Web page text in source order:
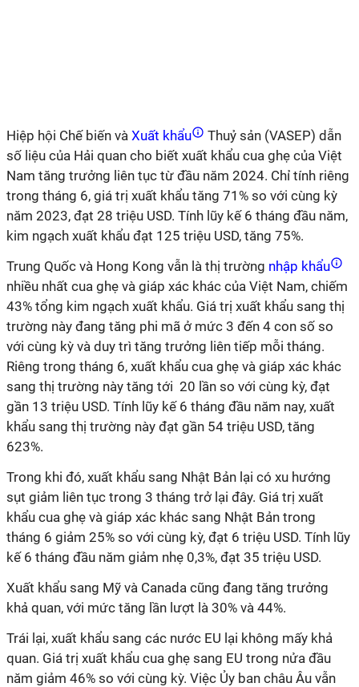
Hiệp hội Chế biến và Xuất khẩu
Thuỷ sản (VASEP) dẫn
số liệu của Hải quan cho biết xuất khẩu cua ghẹ của Việt
Nam tăng trưởng liên tục từ đầu năm 2024. Chỉ tính riêng
trong tháng 6, giá trị xuất khẩu tăng 71% so với cùng kỳ
năm 2023, đạt 28 triệu USD. Tính lũy kế 6 tháng đầu năm,
kim ngạch xuất khẩu đạt 125 triệu USD, tăng 75%.
Trung Quốc và Hong Kong vẫn là thị trường nhập khẩu
nhiều nhất cua ghẹ và giáp xác khác của Việt Nam, chiếm
43% tổng kim ngạch xuất khẩu. Giá trị xuất khẩu sang thị
trường này đang tăng phi mã ở mức 3 đến 4 con số so
với cùng kỳ và duy trì tăng trưởng liên tiếp mỗi tháng.
Riêng trong tháng 6, xuất khẩu cua ghẹ và giáp xác khác
sang thị trường này tăng tới 20 lần so với cùng kỳ, đạt
gần 13 triệu USD. Tính lũy kế 6 tháng đầu năm nay, xuất
khẩu sang thị trường này đạt gần 54 triệu USD, tăng
623%.
Trong khi đó, xuất khẩu sang Nhật Bản lại có xu hướng
sụt giảm liên tục trong 3 tháng trở lại đây. Giá trị xuất
khẩu cua ghẹ và giáp xác khác sang Nhật Bản trong
tháng 6 giảm 25% so với cùng kỳ, đạt 6 triệu USD. Tính lũy
kế 6 tháng đầu năm giảm nhẹ 0,3%, đạt 35 triệu USD.
Xuất khẩu sang Mỹ và Canada cũng đang tăng trưởng
khả quan, với mức tăng lần lượt là 30% và 44%.
Trái lại, xuất khẩu sang các nước EU lại không mấy khả
quan. Giá trị xuất khẩu cua ghẹ sang EU trong nửa đầu
năm giảm 46% so với cùng kỳ. Việc Ủy ban châu Âu vẫn